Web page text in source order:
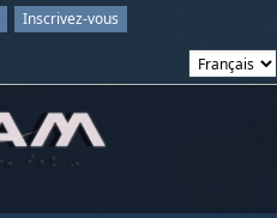
Inscrivez-vous